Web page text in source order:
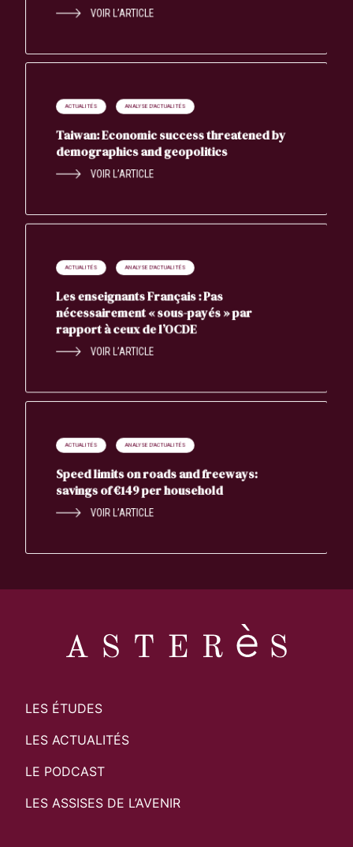
VOIR L’ARTICLE
ACTUALITÉS ANALYSE D'ACTUALITÉS
Taiwan: Economic success threatened by
demographics and geopolitics
VOIR L’ARTICLE
ACTUALITÉS ANALYSE D'ACTUALITÉS
Les enseignants Français : Pas
nécessairement « sous-payés » par
rapport à ceux de l’OCDE
VOIR L’ARTICLE
ACTUALITÉS ANALYSE D'ACTUALITÉS
Speed limits on roads and freeways:
savings of €149 per household
VOIR L’ARTICLE
LES ÉTUDES
LES ACTUALITÉS
LE PODCAST
LES ASSISES DE L’AVENIR